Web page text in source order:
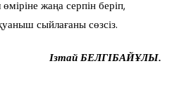
жаңа серпін беріп,
сыйлағаны сөзсіз.
Ізтай БЕЛГІБАЙҰЛЫ.